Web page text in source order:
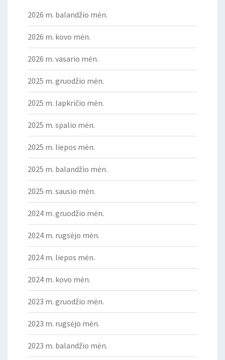
2026 m. balandžio mėn.
2026 m. kovo mėn.
2026 m. vasario mėn.
2025 m. gruodžio mėn.
2025 m. lapkričio mėn.
2025 m. spalio mėn.
2025 m. liepos mėn.
2025 m. balandžio mėn.
2025 m. sausio mėn.
2024 m. gruodžio mėn.
2024 m. rugsėjo mėn.
2024 m. liepos mėn.
2024 m. kovo mėn.
2023 m. gruodžio mėn.
2023 m. rugsėjo mėn.
2023 m. balandžio mėn.